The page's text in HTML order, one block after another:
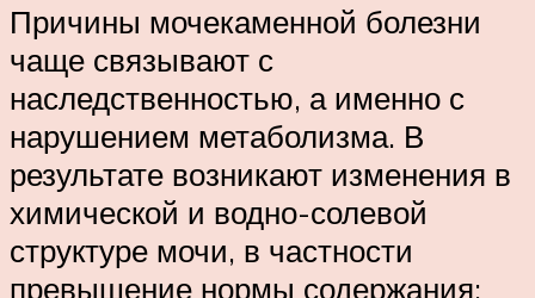
Причины мочекаменной болезни
чаще связывают с
наследственностью, а именно с
нарушением метаболизма. В
результате возникают изменения в
химической и водно-солевой
структуре мочи, в частности
превышение нормы содержания: